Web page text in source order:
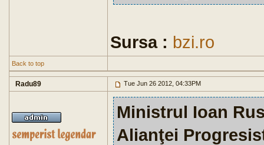
Sursa : bzi.ro
Back to top
Radu89 Tue Jun 26 2012, 04:33PM
Ministrul Ioan
Alianţei